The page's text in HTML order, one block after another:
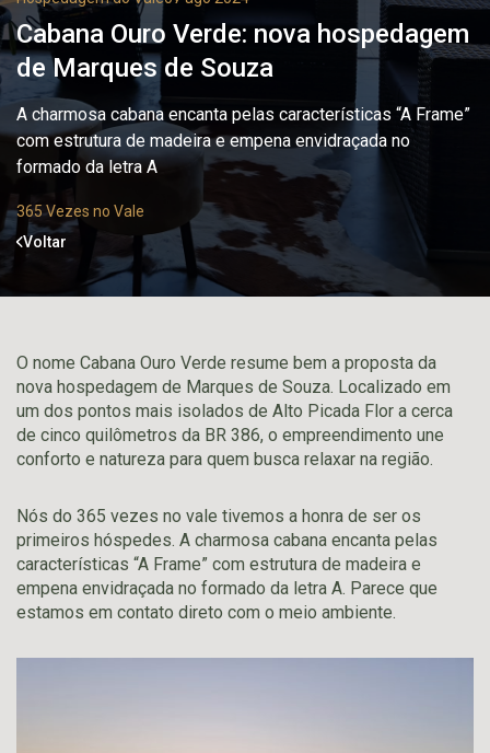
Cabana Ouro Verde: nova hospedagem
de Marques de Souza
A charmosa cabana encanta pelas características “A Frame”
com estrutura de madeira e empena envidraçada no
formado da letra A
365 Vezes no Vale
Voltar
O nome Cabana Ouro Verde resume bem a proposta da
nova hospedagem de Marques de Souza. Localizado em
um dos pontos mais isolados de Alto Picada Flor a cerca
de cinco quilômetros da BR 386, o empreendimento une
conforto e natureza para quem busca relaxar na região.
Nós do 365 vezes no vale tivemos a honra de ser os
primeiros hóspedes. A charmosa cabana encanta pelas
características “A Frame” com estrutura de madeira e
empena envidraçada no formado da letra A. Parece que
estamos em contato direto com o meio ambiente.